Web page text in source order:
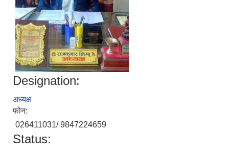
Designation:
अध्यक्ष
फोन:
026411031/ 9847224659
Status: